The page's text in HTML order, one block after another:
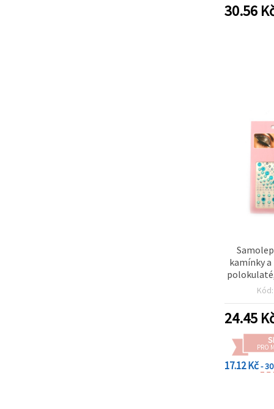
30.56
kamínky
-
Kód:
24.45
PRO
17.12 Kč-